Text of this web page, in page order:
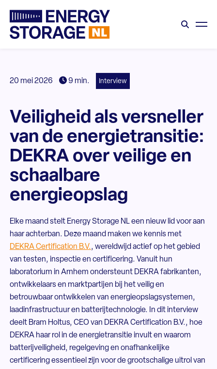
20 mei 2026 9 min. Interview
Veiligheid als versneller
van de energietransitie:
DEKRA over veilige en
schaalbare
energieopslag
Elke maand stelt Energy Storage NL een nieuw lid voor aan
haar achterban. Deze maand maken we kennis met
DEKRA Certification B.V., wereldwijd actief op het gebied
van testen, inspectie en certificering. Vanuit hun
laboratorium in Arnhem ondersteunt DEKRA fabrikanten,
ontwikkelaars en marktpartijen bij het veilig en
betrouwbaar ontwikkelen van energieopslagsystemen,
laadinfrastructuur en batterijtechnologie. In dit interview
deelt Bram Holtus, CEO van DEKRA Certification B.V., hoe
DEKRA haar rol in de energietransitie invult en waarom
batterijveiligheid, regelgeving en onafhankelijke
certificering essentieel zijn voor de grootschalige uitrol van